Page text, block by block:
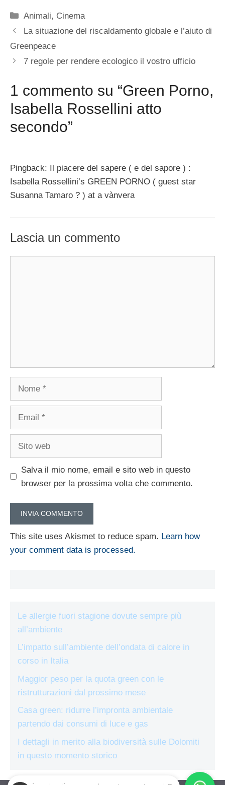
Categorie
Animali, Cinema
La situazione del riscaldamento globale e l’aiuto di
Greenpeace
7 regole per rendere ecologico il vostro ufficio
1 commento su “Green Porno,
Isabella Rossellini atto
secondo”
Pingback: Il piacere del sapere ( e del sapore ) :
Isabella Rossellini’s GREEN PORNO ( guest star
Susanna Tamaro ? ) at a vànvera
Lascia un commento
Nome
Email
Sito
Salva il mio nome, email e sito web in questo
browser per la prossima volta che commento.
This site uses Akismet to reduce spam. Learn how
your comment data is processed.
Le allergie fuori stagione dovute sempre più
all’ambiente
L’impatto sull’ambiente dell’ondata di calore in
corso in Italia
Maggior peso per la quota green con le
ristrutturazioni dal prossimo mese
Casa green: ridurre l’impronta ambientale
partendo dai consumi di luce e gas
I dettagli in merito alla biodiversità sulle Dolomiti
in questo momento storico